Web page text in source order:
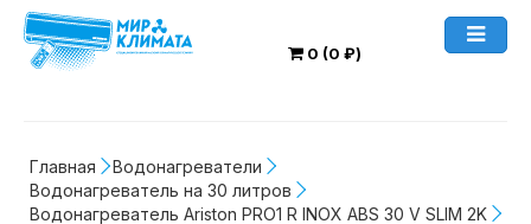
0 (0 ₽)
Главная
Водонагреватели
Водонагреватель на 30 литров
Водонагреватель Ariston PRO1 R INOX ABS 30 V SLIM 2K